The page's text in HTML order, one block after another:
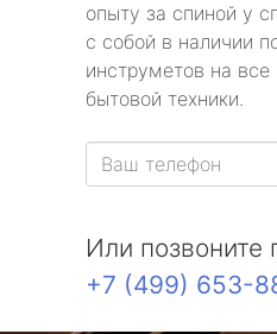
опыту за спиной у
с собой в наличии
инструметов на
бытовой техники.
Или позвоните
+7 (499) 653-